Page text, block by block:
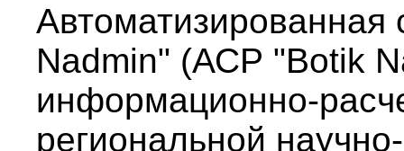
Автоматизированная
Nadmin" (АСР "Botik
информационно-
региональной